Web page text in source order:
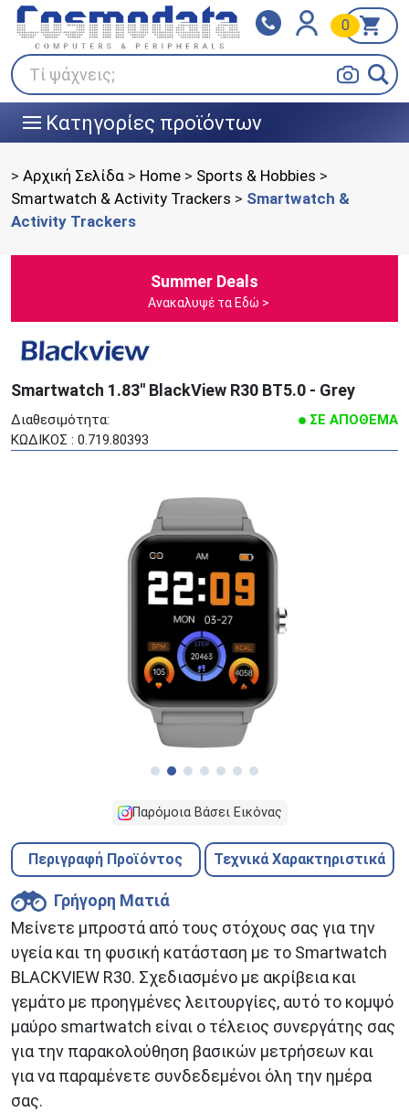
Τί ψάχνεις;
0
||| Κατηγορίες προϊόντων
Klarna
Πληρώστε σε 3
άτοκες δόσεις
BOX NOW
> Αρχική Σελίδα > Home > Sports & Hobbies >
Smartwatch & Activity Trackers > Smartwatch &
Activity Trackers
Summer Deals
Ανακαλυψέ τα Εδώ >
Smartwatch 1.83'' BlackView R30 BT5.0 - Grey
Διαθεσιμότητα:
ΣΕ ΑΠΟΘΕΜΑ
ΚΩΔΙΚΟΣ : 0.719.80393
Παρόμοια Βάσει Εικόνας
Περιγραφή Προϊόντος Τεχνικά Χαρακτηριστικά
Γρήγορη Ματιά
Μείνετε μπροστά από τους στόχους σας για την
υγεία και τη φυσική κατάσταση με το Smartwatch
BLACKVIEW R30. Σχεδιασμένο με ακρίβεια και
γεμάτο με προηγμένες λειτουργίες, αυτό το κομψό
μαύρο smartwatch είναι ο τέλειος συνεργάτης σας
για την παρακολούθηση βασικών μετρήσεων και
για να παραμένετε συνδεδεμένοι όλη την ημέρα
σας.